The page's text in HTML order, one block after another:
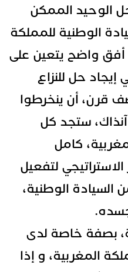
الممكن
الوطنية للمملكة
واضح يتعين على
حل للنزاع
قرن، أن ينخرطوا
ستجد كل
كامل
لتفعيل
الوطنية،
بصفة خاصة لدى
المغربية، و إذا